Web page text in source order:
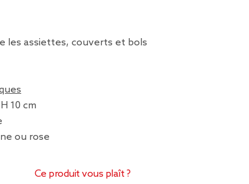
les assiettes, couverts et bols
10 cm
ou rose
Ce produit vous plaît ?